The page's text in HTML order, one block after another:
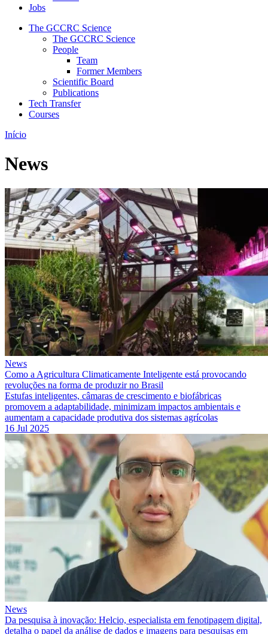
Jobs
The GCCRC Science
The GCCRC Science
People
Team
Former Members
Scientific Board
Publications
Tech Transfer
Courses
Início
News
News
Como a Agricultura Climaticamente Inteligente está provocando
revoluções na forma de produzir no Brasil
Estufas inteligentes, câmaras de crescimento e biofábricas
promovem a adaptabilidade, minimizam impactos ambientais e
aumentam a capacidade produtiva dos sistemas agrícolas
16 Jul 2025
News
Da pesquisa à inovação: Helcio, especialista em fenotipagem digital,
detalha o papel da análise de dados e imagens para pesquisas em